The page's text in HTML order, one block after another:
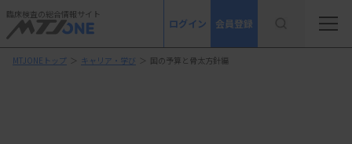
臨床検査の総合情報サイト
ログイン 会員登録
MTJONEトップ ＞ キャリア・学び ＞ 国の予算と骨太方針編